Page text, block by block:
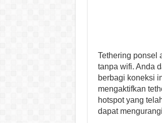
Tethering ponsel
tanpa wifi. Anda
berbagi koneksi
mengaktifkan
hotspot yang
dapat